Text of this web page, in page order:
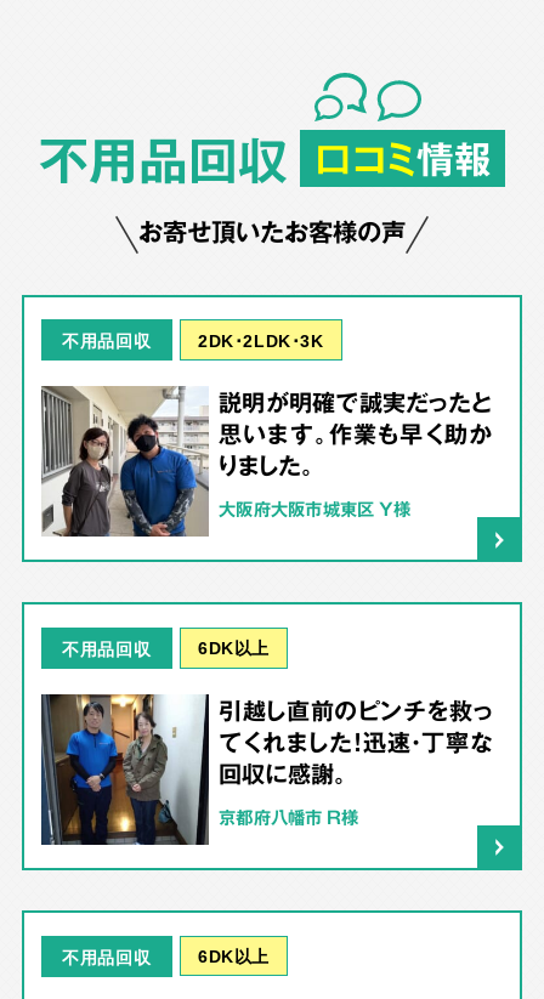
不用品回収 口コミ情報
お寄せ頂いたお客様の声
不用品回収 2DK･2LDK･3K
説明が明確で誠実だったと
思います。作業も早く助か
りました。
大阪府大阪市城東区 Y様
不用品回収 6DK以上
引越し直前のピンチを救っ
てくれました！迅速・丁寧な
回収に感謝。
京都府八幡市 R様
不用品回収 6DK以上